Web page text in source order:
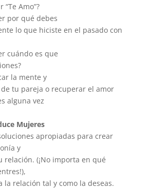
Amo”?
por qué debes
lo que hiciste en el pasado con
cuándo es que
la mente y
tu pareja o recuperar el amor
alguna vez
Mujeres
apropiadas para crear
y
relación. (¡No importa en qué
la relación tal y como la deseas.